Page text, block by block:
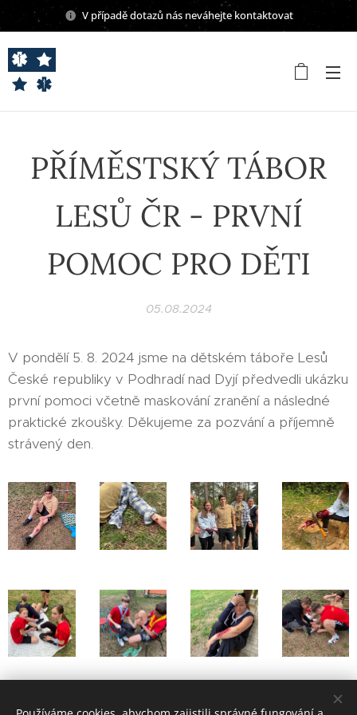
V případě dotazů nás neváhejte kontaktovat
PŘÍMĚSTSKÝ TÁBOR
LESŮ ČR - PRVNÍ
POMOC PRO DĚTI
05.08.2024
V pondělí 5. 8. 2024 jsme na dětském táboře Lesů
České republiky v Podhradí nad Dyjí předvedli ukázku
první pomoci včetně maskování zranění a následné
praktické zkoušky. Děkujeme za pozvání a příjemně
strávený den.
Share